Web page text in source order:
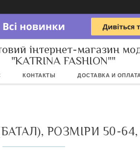
інтернет-магазин
"KATRINA FASHION""
КОНТАКТЫ ДОСТАВКА И
РОЗМІРИ 50-